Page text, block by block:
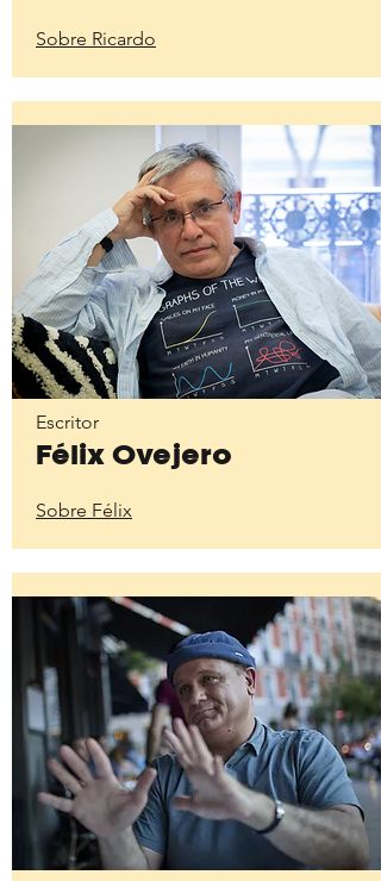
Sobre Ricardo
Escritor
Félix Ovejero
Sobre Félix